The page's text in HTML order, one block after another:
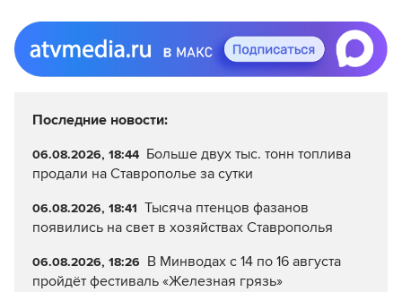
Последние новости:
06.08.2026, 18:44 Больше двух тыс. тонн топлива
продали на Ставрополье за сутки
06.08.2026, 18:41 Тысяча птенцов фазанов
появились на свет в хозяйствах Ставрополья
06.08.2026, 18:26 В Минводах с 14 по 16 августа
пройдёт фестиваль «Железная грязь»